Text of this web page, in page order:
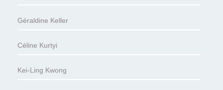
Géraldine Keller
Céline Kurtyi
Kei-Ling Kwong